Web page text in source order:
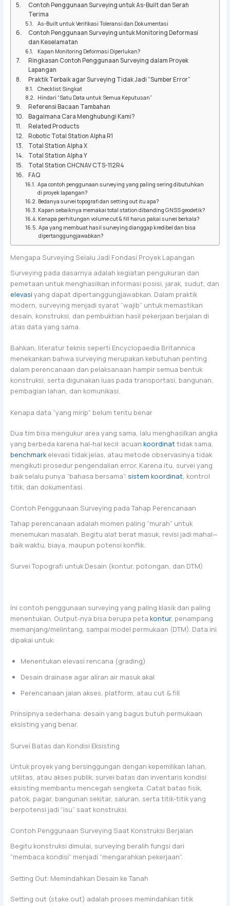
Contoh Penggunaan Surveying untuk As-Built dan Serah
Terima
As-Built untuk Verifikasi Toleransi dan Dokumentasi
Contoh Penggunaan Surveying untuk Monitoring Deformasi
dan Keselamatan
Kapan Monitoring Deformasi Diperlukan?
Ringkasan Contoh Penggunaan Surveying dalam Proyek
Lapangan
Praktik Terbaik agar Surveying Tidak Jadi “Sumber Error”
Checklist Singkat
Hindari “Satu Data untuk Semua Keputusan”
Referensi Bacaan Tambahan
Bagaimana Cara Menghubungi Kami?
Related Products
Robotic Total Station Alpha R1
Total Station Alpha X
Total Station Alpha Y
Total Station CHCNAV CTS-112R4
FAQ
Apa contoh penggunaan surveying yang paling sering dibutuhkan
di proyek lapangan?
Bedanya survei topografi dan setting out itu apa?
Kapan sebaiknya memakai total station dibanding GNSS geodetik?
Kenapa perhitungan volume cut & fill harus pakai survei berkala?
Apa yang membuat hasil surveying dianggap kredibel dan bisa
dipertanggungjawabkan?
Mengapa Surveying Selalu Jadi Fondasi Proyek Lapangan
Surveying pada dasarnya adalah kegiatan pengukuran dan
pemetaan untuk menghasilkan informasi posisi, jarak, sudut, dan
elevasi yang dapat dipertanggungjawabkan. Dalam praktik
modern, surveying menjadi syarat “wajib” untuk memastikan
desain, konstruksi, dan pembuktian hasil pekerjaan berjalan di
atas data yang sama.
Bahkan, literatur teknis seperti Encyclopaedia Britannica
menekankan bahwa surveying merupakan kebutuhan penting
dalam perencanaan dan pelaksanaan hampir semua bentuk
konstruksi, serta digunakan luas pada transportasi, bangunan,
pembagian lahan, dan komunikasi.
Kenapa data “yang mirip” belum tentu benar
Dua tim bisa mengukur area yang sama, lalu menghasilkan angka
yang berbeda karena hal-hal kecil: acuan koordinattidak sama,
benchmarkelevasi tidak jelas, atau metode observasinya tidak
mengikuti prosedur pengendalian error. Karena itu, survei yang
baik selalu punya “bahasa bersama”: sistem koordinat, kontrol
titik, dan dokumentasi.
Contoh Penggunaan Surveying pada Tahap Perencanaan
Tahap perencanaan adalah momen paling “murah” untuk
menemukan masalah. Begitu alat berat masuk, revisi jadi mahal—
baik waktu, biaya, maupun potensi konflik.
Survei Topografi untuk Desain (kontur, potongan, dan DTM)
Ini contoh penggunaan surveying yang paling klasik dan paling
menentukan. Output-nya bisa berupa peta kontur, penampang
memanjang/melintang, sampai model permukaan (DTM). Data ini
dipakai untuk:
Menentukan elevasi rencana (grading)
Desain drainase agar aliran air masuk akal
Perencanaan jalan akses, platform, atau cut & fill
Prinsipnya sederhana: desain yang bagus butuh permukaan
eksisting yang benar.
Survei Batas dan Kondisi Eksisting
Untuk proyek yang bersinggungan dengan kepemilikan lahan,
utilitas, atau akses publik, survei batas dan inventaris kondisi
eksisting membantu mencegah sengketa. Catat batas fisik,
patok, pagar, bangunan sekitar, saluran, serta titik-titik yang
berpotensi jadi “isu” saat konstruksi.
Contoh Penggunaan Surveying Saat Konstruksi Berjalan
Begitu konstruksi dimulai, surveying beralih fungsi dari
“membaca kondisi” menjadi “mengarahkan pekerjaan”.
Setting Out: Memindahkan Desain ke Tanah
Setting out (stake out) adalah proses memindahkan titik